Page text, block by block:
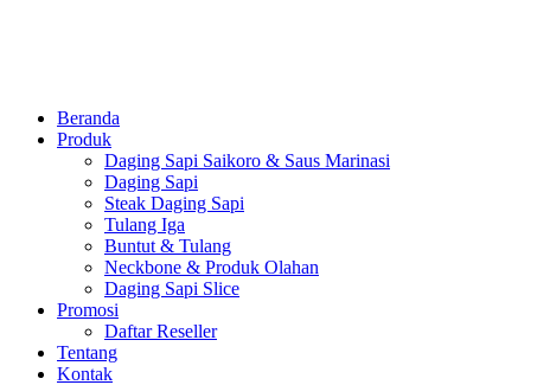
Beranda
Produk
Daging Sapi Saikoro & Saus Marinasi
Daging Sapi
Steak Daging Sapi
Tulang Iga
Buntut & Tulang
Neckbone & Produk Olahan
Daging Sapi Slice
Promosi
Daftar Reseller
Tentang
Kontak